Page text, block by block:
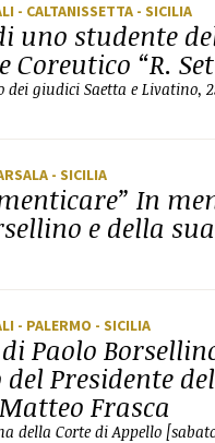
- CALTANISSETTA - SICILIA
uno studente
Coreutico “R.
giudici Saetta e Livatino,
- SICILIA
In
e della
- PALERMO - SICILIA
Paolo
Presidente
Frasca
della Corte di Appello